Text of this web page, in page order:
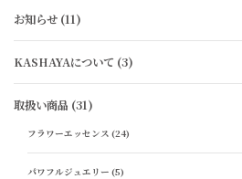
お知らせ (11)
KASHAYAについて (3)
取扱い商品 (31)
フラワーエッセンス (24)
パワフルジュエリー (5)